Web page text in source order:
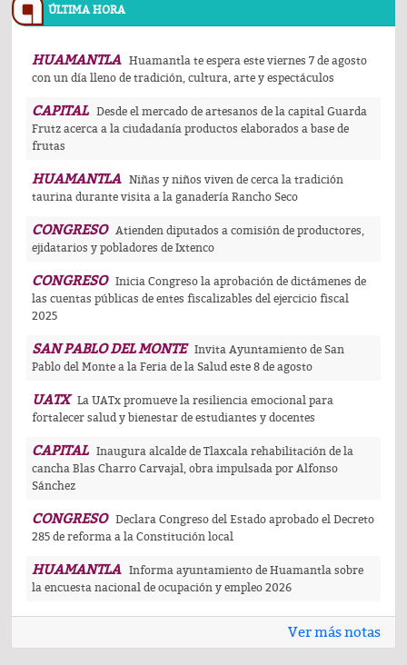
ÚLTIMA HORA
HUAMANTLA
Huamantla te espera este viernes 7 de agosto
con un día lleno de tradición, cultura, arte y espectáculos
CAPITAL
Desde el mercado de artesanos de la capital Guarda
Frutz acerca a la ciudadanía productos elaborados a base de
frutas
HUAMANTLA
Niñas y niños viven de cerca la tradición
taurina durante visita a la ganadería Rancho Seco
CONGRESO
Atienden diputados a comisión de productores,
ejidatarios y pobladores de Ixtenco
CONGRESO
Inicia Congreso la aprobación de dictámenes de
las cuentas públicas de entes fiscalizables del ejercicio fiscal
2025
SAN PABLO DEL MONTE
Invita Ayuntamiento de San
Pablo del Monte a la Feria de la Salud este 8 de agosto
UATX
La UATx promueve la resiliencia emocional para
fortalecer salud y bienestar de estudiantes y docentes
CAPITAL
Inaugura alcalde de Tlaxcala rehabilitación de la
cancha Blas Charro Carvajal, obra impulsada por Alfonso
Sánchez
CONGRESO
Declara Congreso del Estado aprobado el Decreto
285 de reforma a la Constitución local
HUAMANTLA
Informa ayuntamiento de Huamantla sobre
la encuesta nacional de ocupación y empleo 2026
Ver más notas